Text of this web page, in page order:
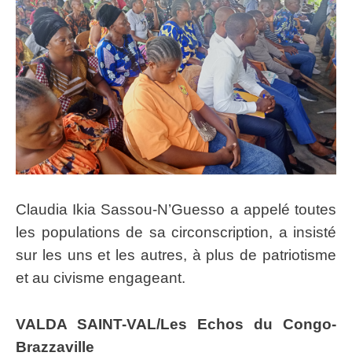
Claudia Ikia Sassou-N’Guesso a appelé toutes
les populations de sa circonscription, a insisté
sur les uns et les autres, à plus de patriotisme
et au civisme engageant.
VALDA SAINT-VAL/Les Echos du Congo-
Brazzaville